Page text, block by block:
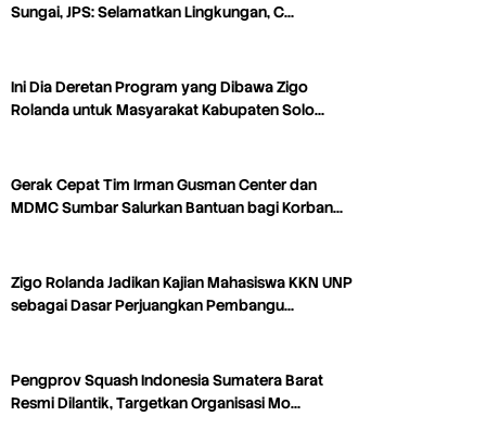
Sungai, JPS: Selamatkan Lingkungan, C…
Ini Dia Deretan Program yang Dibawa Zigo
Rolanda untuk Masyarakat Kabupaten Solo…
Gerak Cepat Tim Irman Gusman Center dan
MDMC Sumbar Salurkan Bantuan bagi Korban…
Zigo Rolanda Jadikan Kajian Mahasiswa KKN UNP
sebagai Dasar Perjuangkan Pembangu…
Pengprov Squash Indonesia Sumatera Barat
Resmi Dilantik, Targetkan Organisasi Mo…